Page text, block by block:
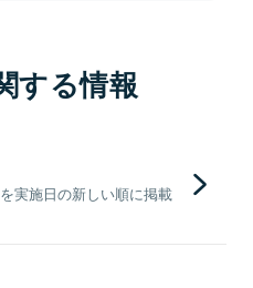
する情報
実施日の新しい順に掲載